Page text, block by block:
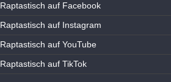
Raptastisch auf Facebook
Raptastisch auf Instagram
Raptastisch auf YouTube
Raptastisch auf TikTok